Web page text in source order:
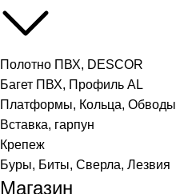
Полотно ПВХ, DESCOR
Багет ПВХ, Профиль AL
Платформы, Кольца, Обводы
Вставка, гарпун
Крепеж
Буры, Биты, Сверла, Лезвия
Магазин